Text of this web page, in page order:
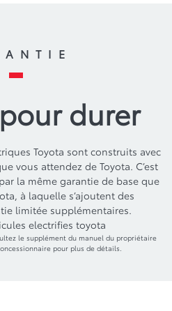
durer
Toyota sont construits avec
vous attendez de Toyota. C’est
la même garantie de base que
à laquelle s’ajoutent des
limitée supplémentaires.
le supplément du manuel du propriétaire
pour plus de détails.